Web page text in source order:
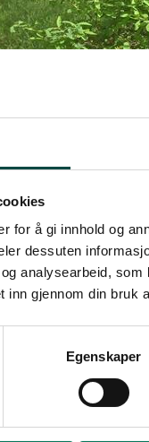
for å gi innhold og
dessuten
analysearbeid,
inn gjennom din bruk
Egenskaper
planter finner